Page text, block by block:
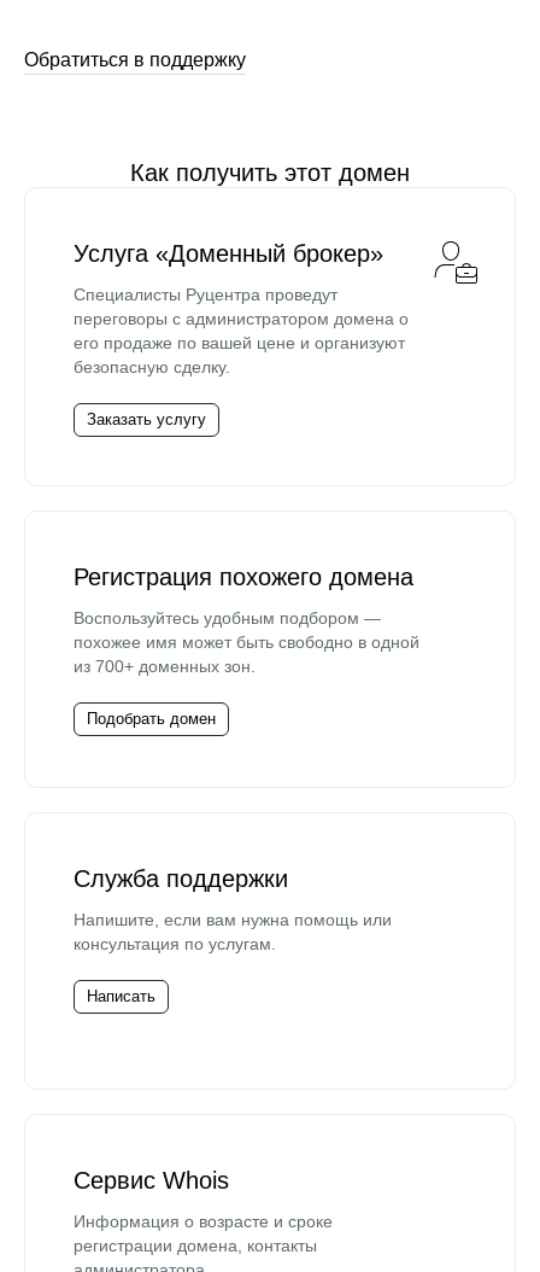
Обратиться в поддержку
Как получить этот домен
Услуга «Доменный брокер»
Специалисты Руцентра проведут
переговоры с администратором домена о
его продаже по вашей цене и организуют
безопасную сделку.
Заказать услугу
Регистрация похожего домена
Воспользуйтесь удобным подбором —
похожее имя может быть свободно в одной
из 700+ доменных зон.
Подобрать домен
Служба поддержки
Напишите, если вам нужна помощь или
консультация по услугам.
Написать
Сервис Whois
Информация о возрасте и сроке
регистрации домена, контакты